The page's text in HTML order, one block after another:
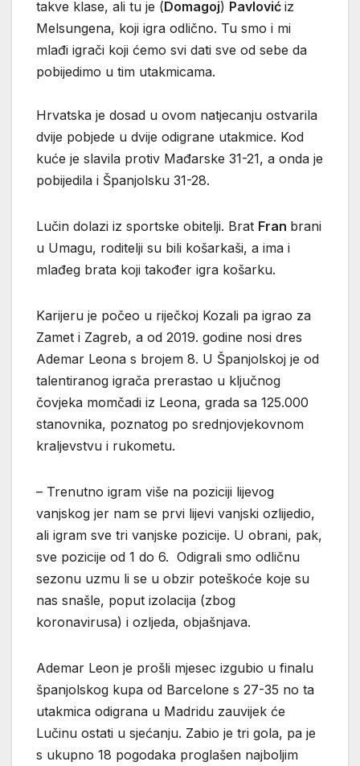
takve klase, ali tu je (Domagoj) Pavlović iz
Melsungena, koji igra odlično. Tu smo i mi
mlađi igrači koji ćemo svi dati sve od sebe da
pobijedimo u tim utakmicama.
Hrvatska je dosad u ovom natjecanju ostvarila
dvije pobjede u dvije odigrane utakmice. Kod
kuće je slavila protiv Mađarske 31-21, a onda je
pobijedila i Španjolsku 31-28.
Lučin dolazi iz sportske obitelji. Brat Fran brani
u Umagu, roditelji su bili košarkaši, a ima i
mlađeg brata koji također igra košarku.
Karijeru je počeo u riječkoj Kozali pa igrao za
Zamet i Zagreb, a od 2019. godine nosi dres
Ademar Leona s brojem 8. U Španjolskoj je od
talentiranog igrača prerastao u ključnog
čovjeka momčadi iz Leona, grada sa 125.000
stanovnika, poznatog po srednjovjekovnom
kraljevstvu i rukometu.
– Trenutno igram više na poziciji lijevog
vanjskog jer nam se prvi lijevi vanjski ozlijedio,
ali igram sve tri vanjske pozicije. U obrani, pak,
sve pozicije od 1 do 6. Odigrali smo odličnu
sezonu uzmu li se u obzir poteškoće koje su
nas snašle, poput izolacija (zbog
koronavirusa) i ozljeda, objašnjava.
Ademar Leon je prošli mjesec izgubio u finalu
španjolskog kupa od Barcelone s 27-35 no ta
utakmica odigrana u Madridu zauvijek će
Lučinu ostati u sjećanju. Zabio je tri gola, pa je
s ukupno 18 pogodaka proglašen najboljim